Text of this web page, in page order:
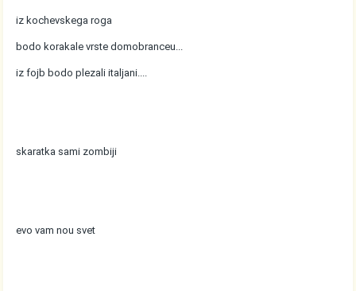
iz kochevskega roga
bodo korakale vrste domobranceu...
iz fojb bodo plezali italjani....
skaratka sami zombiji
evo vam nou svet